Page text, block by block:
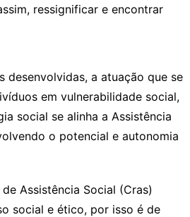
ressignificar e encontrar
desenvolvidas, a atuação que se
em vulnerabilidade social,
social se alinha a Assistência
o potencial e autonomia
Assistência Social (Cras)
social e ético, por isso é de